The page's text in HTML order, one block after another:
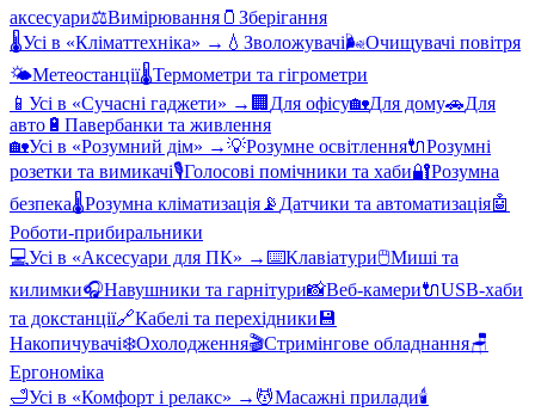
аксесуари⚖️Вимірювання 🫙 Зберігання
🌡️Усі в «Кліматтехніка» → 💧 Зволожувачі🌬️Очищувачі повітря
🌤️Метеостанції🌡️Термометри та гігрометри
📱 Усі в «Сучасні гаджети» → 🏢 Для офісу🏡Для дому🚗Для
авто 🔋 Павербанки та живлення
🏡Усі в «Розумний дім» →💡Розумне освітлення🔌Розумні
розетки та вимикачі🎙️Голосові помічники та хаби🔐Розумна
безпека🌡️Розумна кліматизація 📡 Датчики та автоматизація🤖
Роботи-прибиральники
💻Усі в «Аксесуари для ПК» →⌨️Клавіатури🖱️Миші та
килимки🎧Навушники та гарнітури📸Веб-камери🔌USB-хаби
та докстанції🔗Кабелі та перехідники 💾
Накопичувачі❄️Охолодження🎬Стримінгове обладнання🪑
Ергономіка
🛁Усі в «Комфорт і релакс» → 💆Масажні прилади🕯️